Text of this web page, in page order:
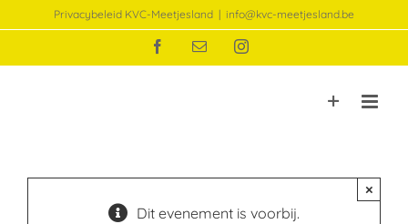
naar
Privacybeleid KVC-Meetjesland | info@kvc-meetjesland.be
Facebook
E-
Instagram
Dit evenement is voorbij.
×